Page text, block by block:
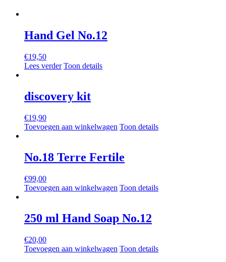
Hand Gel No.12
€19,50
Lees verder Toon details
discovery kit
€19,90
Toevoegen aan winkelwagen Toon details
No.18 Terre Fertile
€99,00
Toevoegen aan winkelwagen Toon details
250 ml Hand Soap No.12
€20,00
Toevoegen aan winkelwagen Toon details